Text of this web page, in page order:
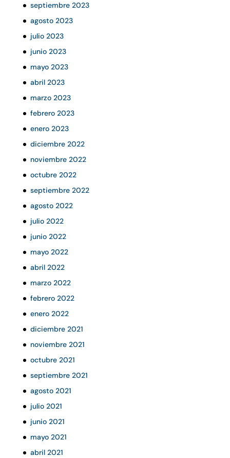
septiembre 2023
agosto 2023
julio 2023
junio 2023
mayo 2023
abril 2023
marzo 2023
febrero 2023
enero 2023
diciembre 2022
noviembre 2022
octubre 2022
septiembre 2022
agosto 2022
julio 2022
junio 2022
mayo 2022
abril 2022
marzo 2022
febrero 2022
enero 2022
diciembre 2021
noviembre 2021
octubre 2021
septiembre 2021
agosto 2021
julio 2021
junio 2021
mayo 2021
abril 2021